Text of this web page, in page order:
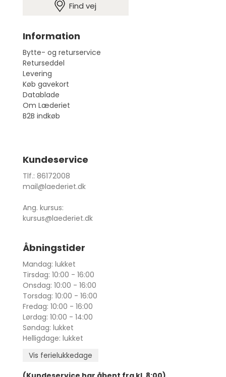
Find vej
Information
Bytte- og returservice
Returseddel
Levering
Køb gavekort
Datablade
Om Læderiet
B2B indkøb
Kundeservice
Tlf.: 86172008
mail@laederiet.dk
Ang. kursus:
kursus@laederiet.dk
Åbningstider
Mandag: lukket
Tirsdag: 10:00 - 16:00
Onsdag: 10:00 - 16:00
Torsdag: 10:00 - 16:00
Fredag: 10:00 - 16:00
Lørdag: 10:00 - 14:00
Søndag: lukket
Helligdage: lukket
Vis ferielukkedage